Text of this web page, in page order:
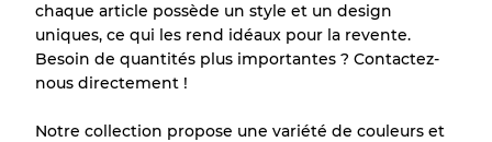
Usure visible avec taches
chaque article possède un style et un design
uniques, ce qui les rend idéaux pour la revente.
Besoin de quantités plus importantes ? Contactez-
nous directement !
Notre collection propose une variété de couleurs et